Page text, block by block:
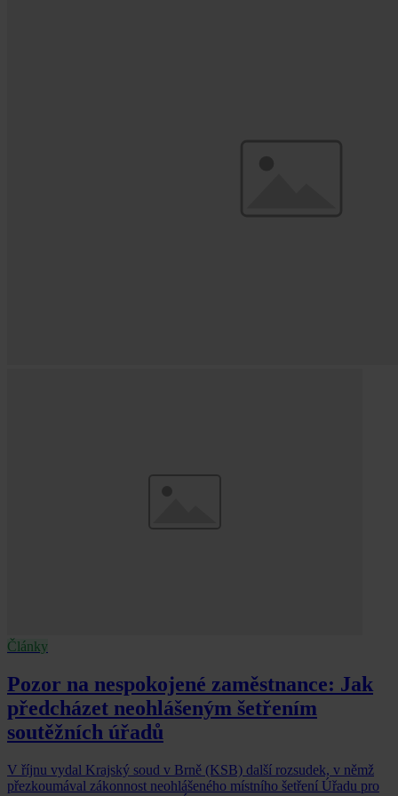
Články
Pozor na nespokojené zaměstnance: Jak
předcházet neohlášeným šetřením
soutěžních úřadů
V říjnu vydal Krajský soud v Brně (KSB) další rozsudek, v němž
přezkoumával zákonnost neohlášeného místního šetření Úřadu pro